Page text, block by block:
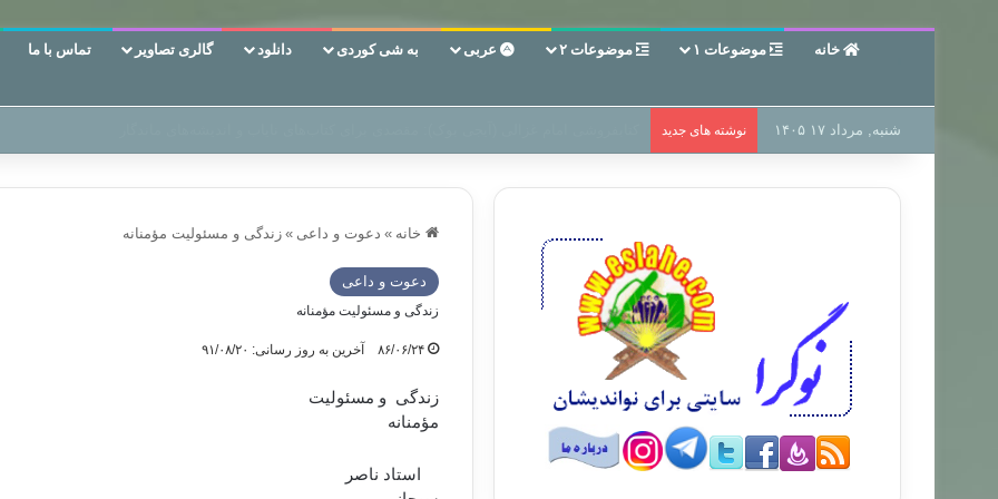
خانه موضوعات ۱ موضوعات ۲ عربی به شی کوردی دانلود گالری تصاویر تماس با ما
شنبه, مرداد ۱۷ ۱۴۰۵ نوشته های جدید
خانه » دعوت و داعی » زندگی و مسئولیت مؤمنانه
دعوت و داعی
زندگی و مسئولیت مؤمنانه
۸۶/۰۶/۲۴ آخرین به روز رسانی: ۹۱/۰۸/۲۰
زندگی
و مسئولیت
مؤمنانه
استاد ناصر